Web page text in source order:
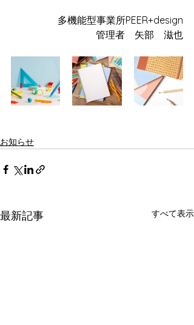
多機能型事業所PEER+design
管理者　矢部　滋也
お知らせ
最新記事 すべて表示